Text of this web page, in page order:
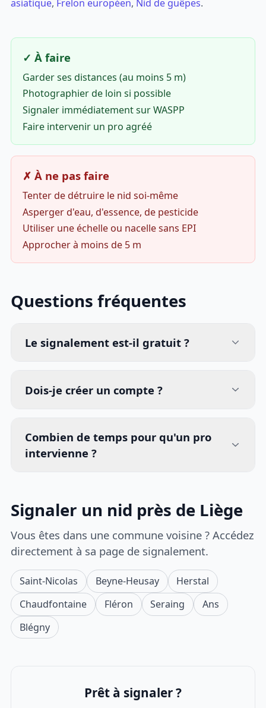
asiatique, Frelon européen, Nid de guêpes.
✓ À faire
Garder ses distances (au moins 5 m)
Photographier de loin si possible
Signaler immédiatement sur WASPP
Faire intervenir un pro agréé
✗ À ne pas faire
Tenter de détruire le nid soi-même
Asperger d'eau, d'essence, de pesticide
Utiliser une échelle ou nacelle sans EPI
Approcher à moins de 5 m
Questions fréquentes
Le signalement est-il gratuit ?
Dois-je créer un compte ?
Combien de temps pour qu'un pro
intervienne ?
Signaler un nid près de Liège
Vous êtes dans une commune voisine ? Accédez
directement à sa page de signalement.
Saint-Nicolas Beyne-Heusay
Herstal
Chaudfontaine
Fléron Seraing
Ans
Blégny
Prêt à signaler ?